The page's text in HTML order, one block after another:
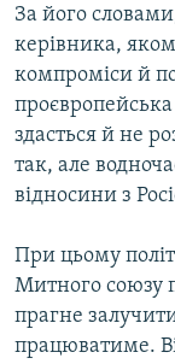
За його
керівника,
компроміси й
проєвропейська
здасться й не
так, але
відносини з
При цьому
Митного союзу
прагне
працюватиме.